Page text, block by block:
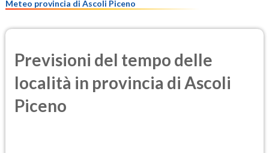
Meteo provincia di Ascoli Piceno
Previsioni del tempo delle
località in provincia di Ascoli
Piceno